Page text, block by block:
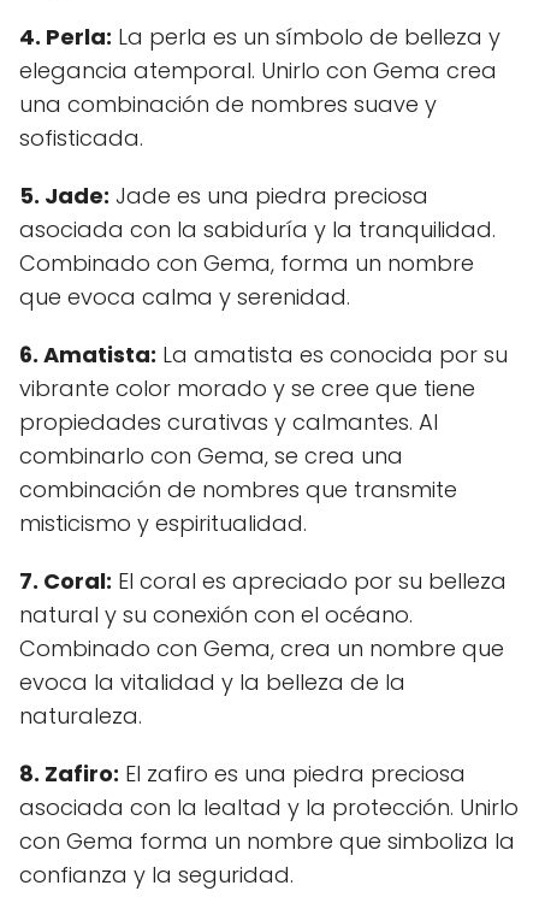
4. Perla: La perla es un símbolo de belleza y
elegancia atemporal. Unirlo con Gema crea
una combinación de nombres suave y
sofisticada.
5. Jade: Jade es una piedra preciosa
asociada con la sabiduría y la tranquilidad.
Combinado con Gema, forma un nombre
que evoca calma y serenidad.
6. Amatista: La amatista es conocida por su
vibrante color morado y se cree que tiene
propiedades curativas y calmantes. Al
combinarlo con Gema, se crea una
combinación de nombres que transmite
misticismo y espiritualidad.
7. Coral: El coral es apreciado por su belleza
natural y su conexión con el océano.
Combinado con Gema, crea un nombre que
evoca la vitalidad y la belleza de la
naturaleza.
8. Zafiro: El zafiro es una piedra preciosa
asociada con la lealtad y la protección. Unirlo
con Gema forma un nombre que simboliza la
confianza y la seguridad.